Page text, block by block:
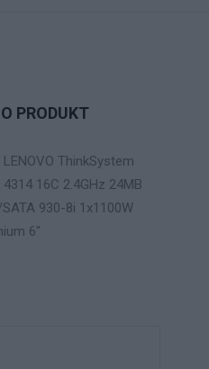
PRODUKT
ThinkSystem
16C 2.4GHz 24MB
930-8i 1x1100W
6"